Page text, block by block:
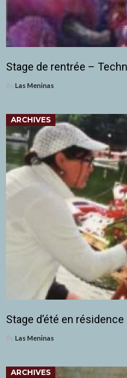
Stage de rentrée –
By Las Meninas
ARCHIVES
Stage d’été en résidence
By Las Meninas
ARCHIVES